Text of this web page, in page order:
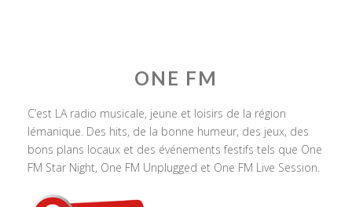
ONE FM
C’est LA radio musicale, jeune et loisirs de la région
lémanique. Des hits, de la bonne humeur, des jeux, des
bons plans locaux et des événements festifs tels que One
FM Star Night, One FM Unplugged et One FM Live Session.